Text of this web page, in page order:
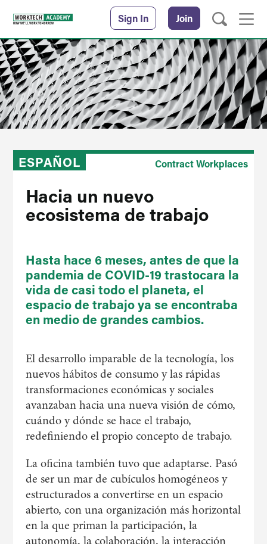
Sign In Join
ESPAÑOL Contract Workplaces
Hacia un nuevo
ecosistema de trabajo
Hasta hace 6 meses, antes de que la
pandemia de COVID-19 trastocara la
vida de casi todo el planeta, el
espacio de trabajo ya se encontraba
en medio de grandes cambios.
El desarrollo imparable de la tecnología, los
nuevos hábitos de consumo y las rápidas
transformaciones económicas y sociales
avanzaban hacia una nueva visión de cómo,
cuándo y dónde se hace el trabajo,
redefiniendo el propio concepto de trabajo.
La oficina también tuvo que adaptarse. Pasó
de ser un mar de cubículos homogéneos y
estructurados a convertirse en un espacio
abierto, con una organización más horizontal
en la que priman la participación, la
autonomía, la colaboración, la interacción